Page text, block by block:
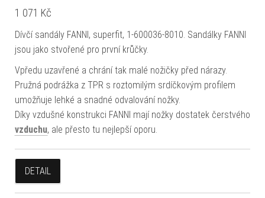
1 071 Kč
Dívčí sandály FANNI, superfit, 1-600036-8010. Sandálky FANNI
jsou jako stvořené pro první krůčky.
Vpředu uzavřené a chrání tak malé nožičky před nárazy.
Pružná podrážka z TPR s roztomilým srdíčkovým profilem
umožňuje lehké a snadné odvalování nožky.
Díky vzdušné konstrukci FANNI mají nožky dostatek čerstvého
vzduchu, ale přesto tu nejlepší oporu.
DETAIL